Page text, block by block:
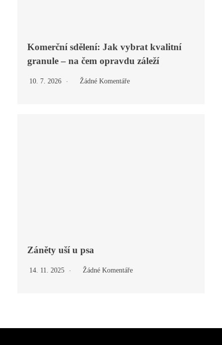
Komerční sdělení: Jak vybrat kvalitní
granule – na čem opravdu záleží
10. 7. 2026 Žádné Komentáře
Záněty uší u psa
14. 11. 2025 Žádné Komentáře